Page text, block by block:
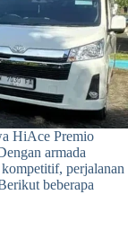
HiAce Premio
armada
perjalanan
beberapa